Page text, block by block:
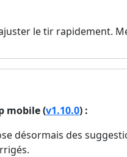
le tir rapidement.
mobile (v1.10.0) :
désormais des